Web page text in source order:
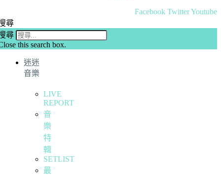
Facebook TwitterYoutube
尋
尋
this search box.
迷迷
音樂
LIVE
REPORT
音
樂
特
輯
SETLIST
最